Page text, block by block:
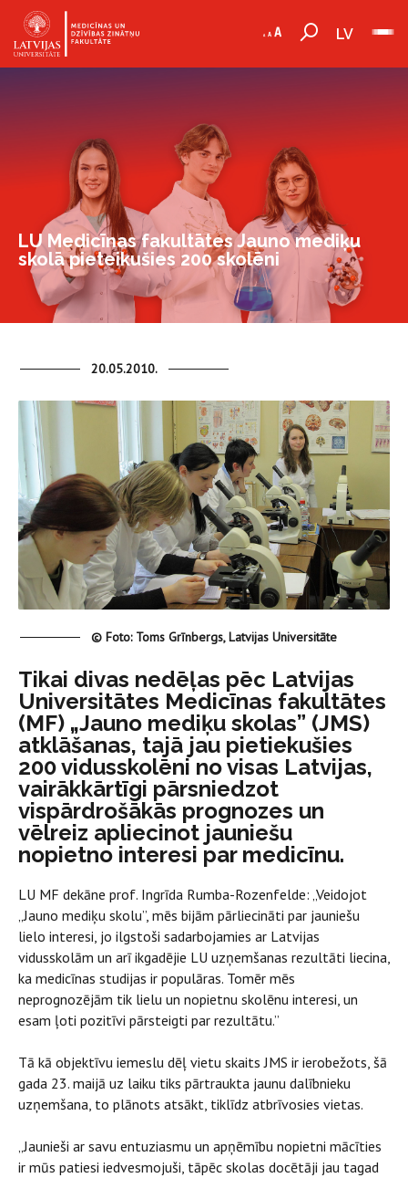
LV
LU Medicīnas fakultātes Jauno mediķu
skolā pieteikušies 200 skolēni
20.05.2010.
© Foto: Toms Grīnbergs, Latvijas Universitāte
Tikai divas nedēļas pēc Latvijas
Universitātes Medicīnas fakultātes
(MF) „Jauno mediķu skolas” (JMS)
atklāšanas, tajā jau pietiekušies
200 vidusskolēni no visas Latvijas,
vairākkārtīgi pārsniedzot
vispārdrošākās prognozes un
vēlreiz apliecinot jauniešu
nopietno interesi par medicīnu.
LU MF dekāne prof. Ingrīda Rumba-Rozenfelde: „Veidojot
„Jauno mediķu skolu”, mēs bijām pārliecināti par jauniešu
lielo interesi, jo ilgstoši sadarbojamies ar Latvijas
vidusskolām un arī ikgadējie LU uzņemšanas rezultāti liecina,
ka medicīnas studijas ir populāras. Tomēr mēs
neprognozējām tik lielu un nopietnu skolēnu interesi, un
esam ļoti pozitīvi pārsteigti par rezultātu.”
Tā kā objektīvu iemeslu dēļ vietu skaits JMS ir ierobežots, šā
gada 23. maijā uz laiku tiks pārtraukta jaunu dalībnieku
uzņemšana, to plānots atsākt, tiklīdz atbrīvosies vietas.
„Jaunieši ar savu entuziasmu un apņēmību nopietni mācīties
ir mūs patiesi iedvesmojuši, tāpēc skolas docētāji jau tagad